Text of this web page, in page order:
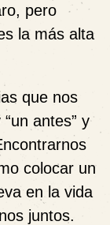
pero
la más alta
que nos
antes” y
colocar un
en la vida
juntos.